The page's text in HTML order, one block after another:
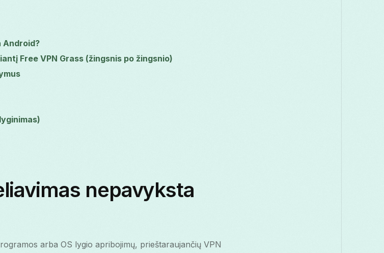
Android?
Free VPN Grass (žingsnis po žingsnio)
nepavyksta
arba OS lygio apribojimų, prieštaraujančių VPN